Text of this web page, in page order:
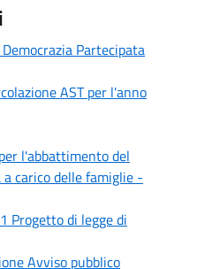
Partecipata
AST per l'anno
l'abbattimento del
carico delle famiglie -
Progetto di legge di
Avviso pubblico